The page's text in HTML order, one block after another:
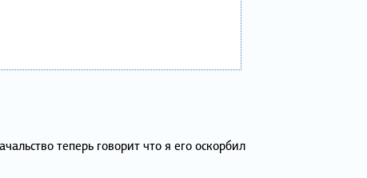
теперь говорит что я его оскорбил